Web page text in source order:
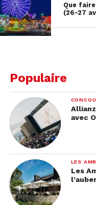
Que
(26-27
Populaire
avec
LES
Les